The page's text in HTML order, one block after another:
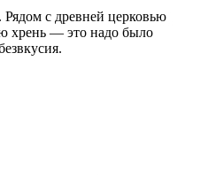
Рядом с древней церковью
хрень — это надо было